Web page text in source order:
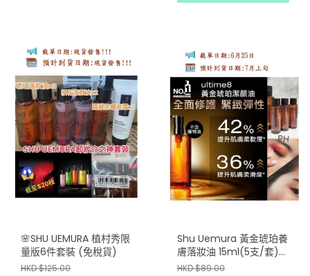
🌸SHU UEMURA 植村秀限
量版6件套裝 (免稅貨)
HKD $125.00
Shu Uemura 黃金琥珀養
膚落妝油 15ml(5支/套)
New
HKD $89.00